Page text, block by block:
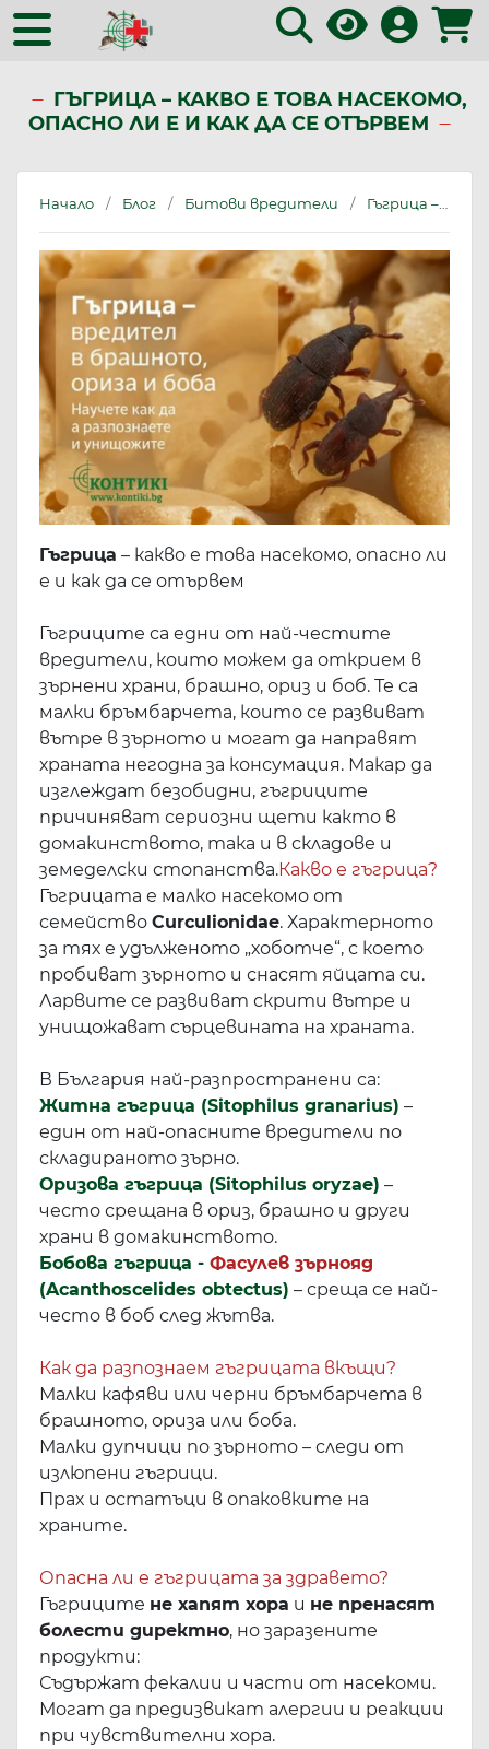
ГЪГРИЦА – КАКВО Е ТОВА НАСЕКОМО,
ОПАСНО ЛИ Е И КАК ДА СЕ ОТЪРВЕМ
Начало Блог Битови вредители Гъгрица – какво е това насекомо, опасно ли е и как да се отървем
Гъгрица – какво е това насекомо, опасно ли
е и как да се отървем
Гъгриците са едни от най-честите
вредители, които можем да открием в
зърнени храни, брашно, ориз и боб. Те са
малки бръмбарчета, които се развиват
вътре в зърното и могат да направят
храната негодна за консумация. Макар да
изглеждат безобидни, гъгриците
причиняват сериозни щети както в
домакинството, така и в складове и
земеделски стопанства.Какво е гъгрица?
Гъгрицата е малко насекомо от
семейство Curculionidae. Характерното
за тях е удълженото „хоботче“, с което
пробиват зърното и снасят яйцата си.
Ларвите се развиват скрити вътре и
унищожават сърцевината на храната.
В България най-разпространени са:
Житна гъгрица (Sitophilus granarius) –
един от най-опасните вредители по
складираното зърно.
Оризова гъгрица (Sitophilus oryzae) –
често срещана в ориз, брашно и други
храни в домакинството.
Бобова гъгрица - Фасулев зърнояд
(Acanthoscelides obtectus) – среща се най-
често в боб след жътва.
Как да разпознаем гъгрицата вкъщи?
Малки кафяви или черни бръмбарчета в
брашното, ориза или боба.
Малки дупчици по зърното – следи от
излюпени гъгрици.
Прах и остатъци в опаковките на
храните.
Опасна ли е гъгрицата за здравето?
Гъгриците не хапят хора и не пренасят
болести директно, но заразените
продукти:
Съдържат фекалии и части от насекоми.
Могат да предизвикат алергии и реакции
при чувствителни хора.